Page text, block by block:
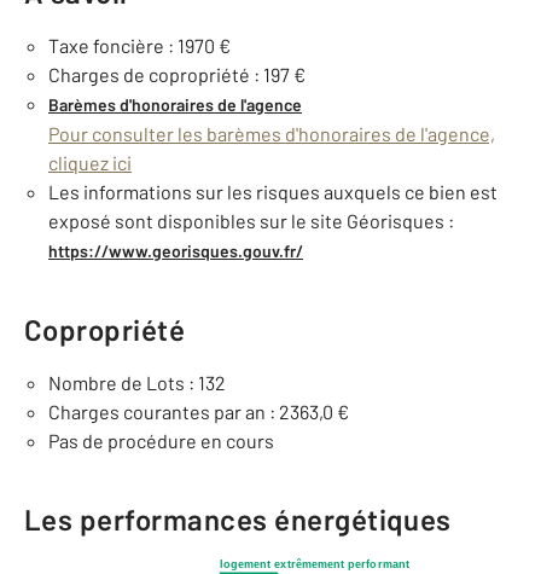
Taxe foncière : 1970 €
Charges de copropriété : 197 €
Barèmes d'honoraires de l'agence
Pour consulter les barèmes d'honoraires de l'agence,
cliquez ici
Les informations sur les risques auxquels ce bien est
exposé sont disponibles sur le site Géorisques :
https://www.georisques.gouv.fr/
Copropriété
Nombre de Lots : 132
Charges courantes par an : 2363,0 €
Pas de procédure en cours
Les performances énergétiques
logement extrêmement performant